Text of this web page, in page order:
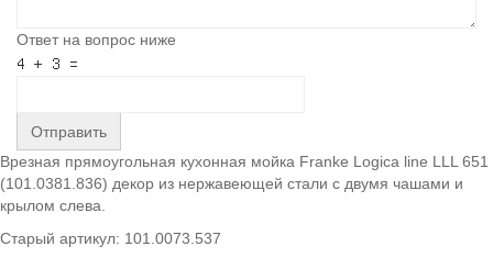
Ответ на вопрос ниже
Отправить
Врезная прямоугольная кухонная мойка Franke Logica line LLL 651
(101.0381.836) декор из нержавеющей стали с двумя чашами и
крылом слева.
Старый артикул: 101.0073.537